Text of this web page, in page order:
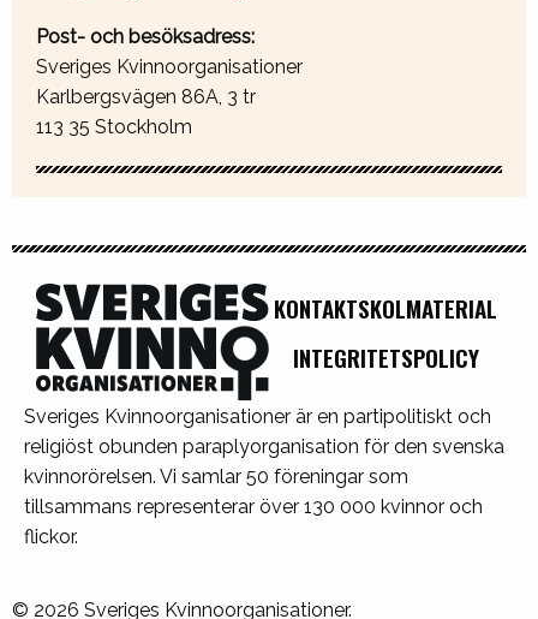
Post- och besöksadress:
Sveriges Kvinnoorganisationer
Karlbergsvägen 86A, 3 tr
113 35 Stockholm
Sveriges Kvinnoorganisationer är en partipolitiskt och
religiöst obunden paraplyorganisation för den svenska
kvinnorörelsen. Vi samlar 50 föreningar som
tillsammans representerar över 130 000 kvinnor och
flickor.
KONTAKTSKOLMATERIAL
INTEGRITETSPOLICY
© 2026 Sveriges Kvinnoorganisationer.